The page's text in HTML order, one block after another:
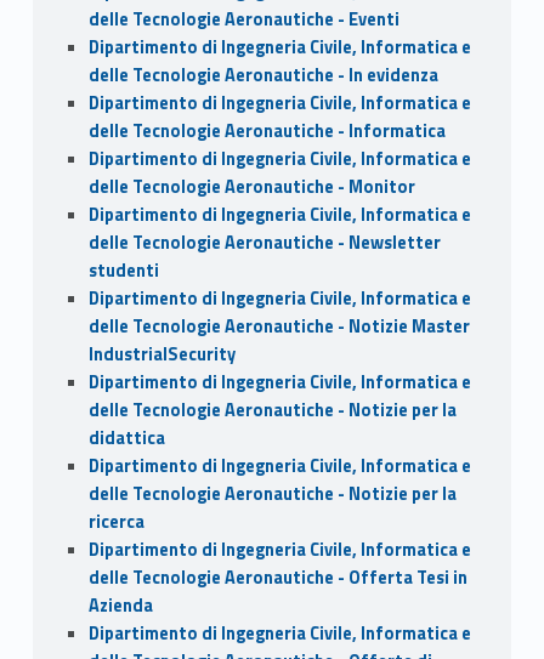
delle Tecnologie Aeronautiche - Eventi
Dipartimento di Ingegneria Civile, Informatica e
delle Tecnologie Aeronautiche - In evidenza
Dipartimento di Ingegneria Civile, Informatica e
delle Tecnologie Aeronautiche - Informatica
Dipartimento di Ingegneria Civile, Informatica e
delle Tecnologie Aeronautiche - Monitor
Dipartimento di Ingegneria Civile, Informatica e
delle Tecnologie Aeronautiche - Newsletter
studenti
Dipartimento di Ingegneria Civile, Informatica e
delle Tecnologie Aeronautiche - Notizie Master
IndustrialSecurity
Dipartimento di Ingegneria Civile, Informatica e
delle Tecnologie Aeronautiche - Notizie per la
didattica
Dipartimento di Ingegneria Civile, Informatica e
delle Tecnologie Aeronautiche - Notizie per la
ricerca
Dipartimento di Ingegneria Civile, Informatica e
delle Tecnologie Aeronautiche - Offerta Tesi in
Azienda
Dipartimento di Ingegneria Civile, Informatica e